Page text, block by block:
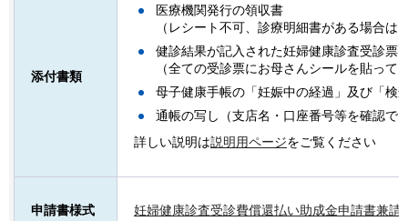
添付書類
医療機関発行の領収書
（レシート不可、診療明細書がある場合は
健診結果が記入された妊婦健康診査受診票
（全ての受診票にお母さんシールを貼って
母子健康手帳の「妊娠中の経過」及び「検
通帳の写し（支店名・口座番号等を確認で
詳しい説明は説明用ページをご覧ください
申請書様式 妊婦健康診査受診費償還払い助成金申請書兼請